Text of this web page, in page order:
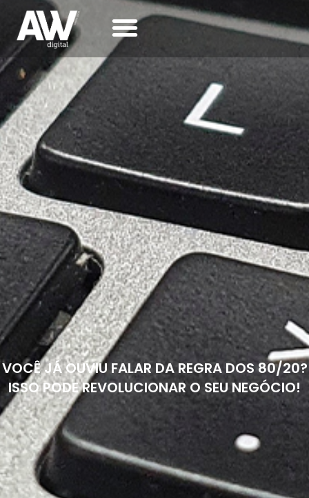
VOCÊ JÁ OUVIU FALAR DA REGRA DOS 80/20?
ISSO PODE REVOLUCIONAR O SEU NEGÓCIO!